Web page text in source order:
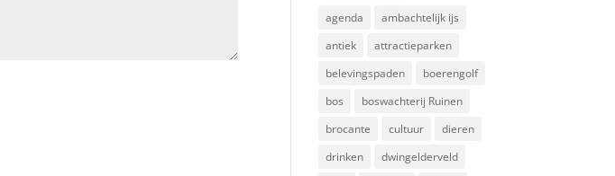
agenda
ambachtelijk ijs
antiek
attractieparken
belevingspaden
boerengolf
bos
boswachterij Ruinen
brocante
cultuur
dieren
drinken
dwingelderveld